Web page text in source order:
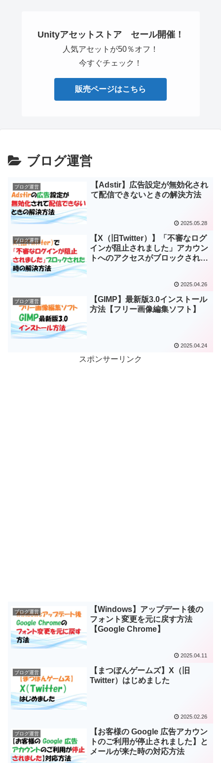
Unityアセットストア セール開催！
人気アセットが50％オフ！
今すぐチェック！
販売ページはこちら
ブログ運営
ブログ運営
【Adstir】広告設定が無効化され
て配信できないときの解決方法
2025.05.28
ブログ運営
【X（旧Twitter）】「不審なログ
インが阻止されました」アカウン
トへのアクセスがブロックされた
2025.04.26
ブログ運営
【GIMP】最新版3.0インストール
方法【フリー画像編集ソフト】
2025.04.24
スポンサーリンク
ブログ運営
【Windows】アップデート後の
フォント変更を元に戻す方法
【Google Chrome】
2025.04.11
ブログ運営
【まつぼんゲームズ】X（旧
Twitter）はじめました
2025.02.26
ブログ運営
【お客様の Google 広告アカウン
トのご利用が停止されました】と
メールが来た時の対応方法